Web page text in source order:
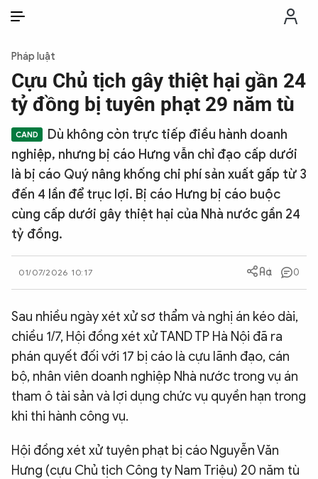
THỜI SỰ
CHỐNG DIỄN BIẾN HÒA BÌNH
CÔNG AN TRONG LÒNG DÂN
CÔNG NGHỆ
QUỐC TẾ
VĂN HÓA - THỂ THAO
BẠN ĐỌC & CAND
ĐA PHƯƠNG TIỆN
Pháp luật
Cựu Chủ tịch gây thiệt hại gần 24
tỷ đồng bị tuyên phạt 29 năm tù
Dù không còn trực tiếp điều hành doanh
nghiệp, nhưng bị cáo Hưng vẫn chỉ đạo cấp dưới
là bị cáo Quý nâng khống chi phí sản xuất gấp từ 3
đến 4 lần để trục lợi. Bị cáo Hưng bị cáo buộc
cùng cấp dưới gây thiệt hại của Nhà nước gần 24
tỷ đồng.
01/07/2026 10:17 0
Sau nhiều ngày xét xử sơ thẩm và nghị án kéo dài,
chiều 1/7, Hội đồng xét xử TAND TP Hà Nội đã ra
phán quyết đối với 17 bị cáo là cựu lãnh đạo, cán
bộ, nhân viên doanh nghiệp Nhà nước trong vụ án
tham ô tài sản và lợi dụng chức vụ quyền hạn trong
khi thi hành công vụ.
Hội đồng xét xử tuyên phạt bị cáo Nguyễn Văn
Hưng (cựu Chủ tịch Công ty Nam Triệu) 20 năm tù